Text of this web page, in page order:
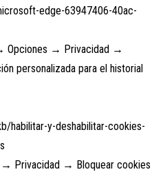
edge-63947406-40ac-
Opciones → Privacidad →
personalizada para el historial
habilitar-y-deshabilitar-cookies-
Privacidad → Bloquear cookies